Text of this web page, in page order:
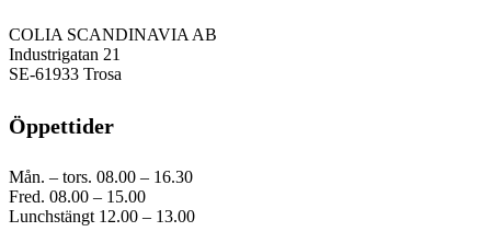
COLIA SCANDINAVIA AB
Industrigatan 21
SE-61933 Trosa
Öppettider
Mån. – tors. 08.00 – 16.30
Fred. 08.00 – 15.00
Lunchstängt 12.00 – 13.00